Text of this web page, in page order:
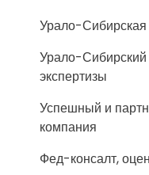
Урало-
Урало-Сибирский
экспертизы
Успешный и
компания
Фед-консалт,